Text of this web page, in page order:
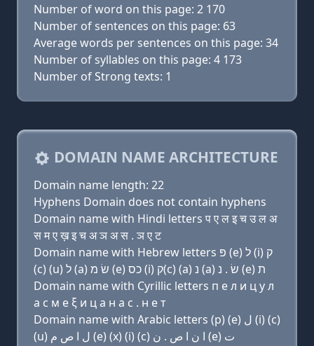
Number of word on this page: 2 170
Number of sentences on this page: 63
Average words per sentences on this page: 34
Number of syllables on this page: 4 173
Number of Strong texts: 1
DOMAIN NAME ARCHITECTURE
Domain name length: 22
Hyphens Domain does not contain hyphens
Domain name with Hindi letters प ए ल इ च उ ल अ
स म ए ख़ इ च अ ञ अ स . ञ ए ट
Domain name with Hebrew letters פּ (e) ל (i) ק
(c) (u) ל (a) שׂ מ (e) כס (i) ק(c) (a) נ (a) שׂ . נ (e) ת
Domain name with Cyrillic letters п e л и ц у л
a с м e ξ и ц a н a с . н e т
Domain name with Arabic letters (p) (e) ﻝ (i) (c)
(u) ﻝ ﺍ ﺹ ﻡ (e) (x) (i) (c) ﺍ ﻥ ﺍ ﺹ . ﻥ (e) ﺕ